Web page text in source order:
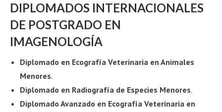
DIPLOMADOS INTERNACIONALES
DE POSTGRADO EN
IMAGENOLOGÍA
Diplomado en Ecografía Veterinaria en Animales
Menores.
Diplomado en Radiografía de Especies Menores.
Diplomado Avanzado en Ecografía Veterinaria en